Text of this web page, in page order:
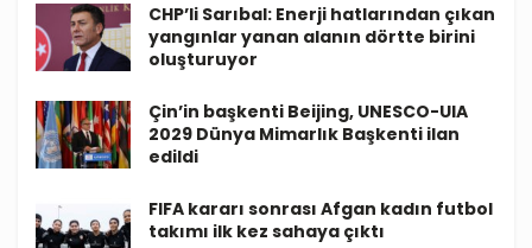
CHP’li Sarıbal: Enerji hatlarından çıkan
yangınlar yanan alanın dörtte birini
oluşturuyor
Çin’in başkenti Beijing, UNESCO-UIA
2029 Dünya Mimarlık Başkenti ilan
edildi
FIFA kararı sonrası Afgan kadın futbol
takımı ilk kez sahaya çıktı